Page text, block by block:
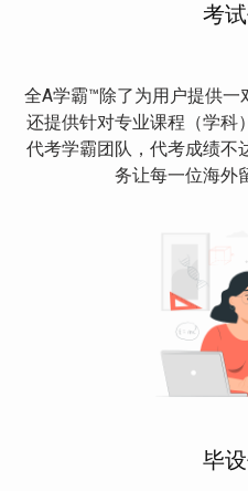
考
全A学霸™除了为用户提供一
还提供针对专业课程（学科
代考学霸团队，代考成绩不
务让每一位海外
毕